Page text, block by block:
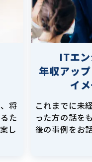
将
た
し
ITエ
年収アッ
イ
これまでに未
った方の話を
後の事例をお